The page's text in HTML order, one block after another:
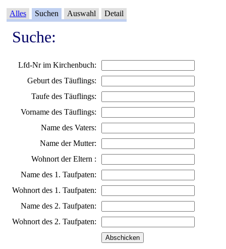
Alles Suchen Auswahl Detail
Suche:
Lfd-Nr im Kirchenbuch:
Geburt des Täuflings:
Taufe des Täuflings:
Vorname des Täuflings:
Name des Vaters:
Name der Mutter:
Wohnort der Eltern :
Name des 1. Taufpaten:
Wohnort des 1. Taufpaten:
Name des 2. Taufpaten:
Wohnort des 2. Taufpaten: